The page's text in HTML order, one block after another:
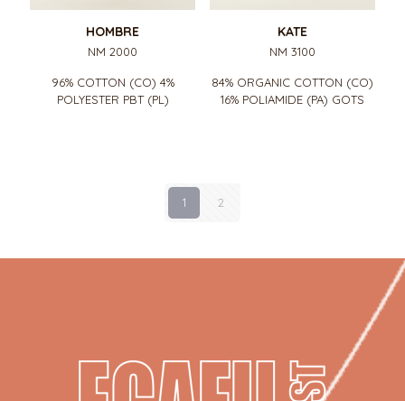
HOMBRE
NM 2000
96% COTTON (CO) 4%
POLYESTER PBT (PL)
KATE
NM 3100
84% ORGANIC COTTON (CO)
16% POLIAMIDE (PA) GOTS
1 2